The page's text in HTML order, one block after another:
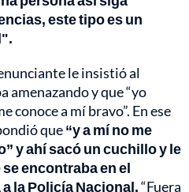
este tipo es un
le insistió al
amenazando y que “yo
conoce a mí bravo”. En ese
que“y a mí no me
y ahí sacó un cuchillo y le
encontraba en el
la Policía Nacional.“Fuera